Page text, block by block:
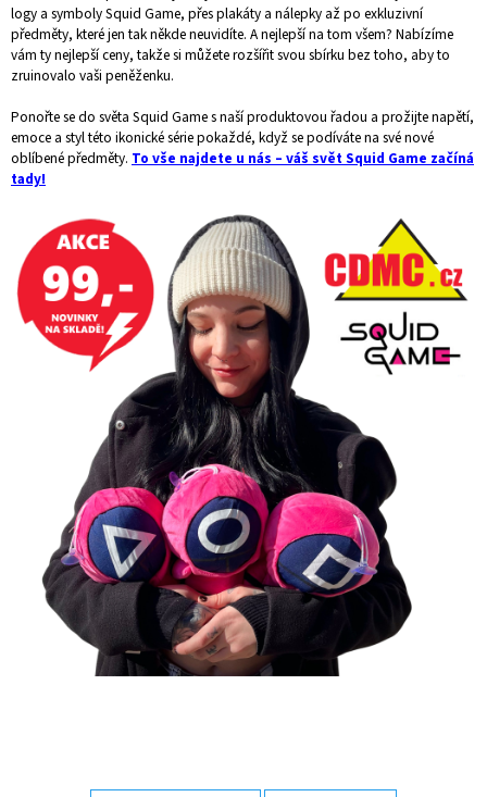
logy a symboly Squid Game, přes plakáty a nálepky až po exkluzivní
předměty, které jen tak někde neuvidíte. A nejlepší na tom všem? Nabízíme
vám ty nejlepší ceny, takže si můžete rozšířit svou sbírku bez toho, aby to
zruinovalo vaši peněženku.
Ponořte se do světa Squid Game s naší produktovou řadou a prožijte napětí,
emoce a styl této ikonické série pokaždé, když se podíváte na své nové
oblíbené předměty. To vše najdete u nás – váš svět Squid Game začíná
tady!